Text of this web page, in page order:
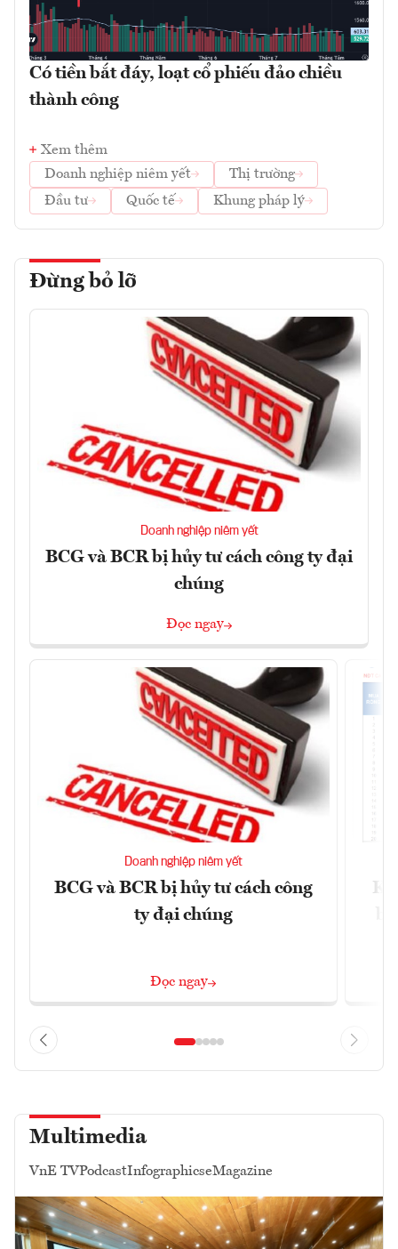
Có tiền bắt đáy, loạt cổ phiếu đảo chiều
thành công
Xem thêm
Doanh nghiệp niêm yết
Thị trường
Đầu tư
Quốc tế Khung pháp lý
Đừng bỏ lỡ
Doanh nghiệp niêm yết
BCG và BCR bị hủy tư cách công ty đại
chúng
Đọc ngay
Doanh nghiệp niêm yết
BCG và BCR bị hủy tư cách công
ty đại chúng
Đọc ngay
Multimedia
VnE TVPodcastInfographicseMagazine